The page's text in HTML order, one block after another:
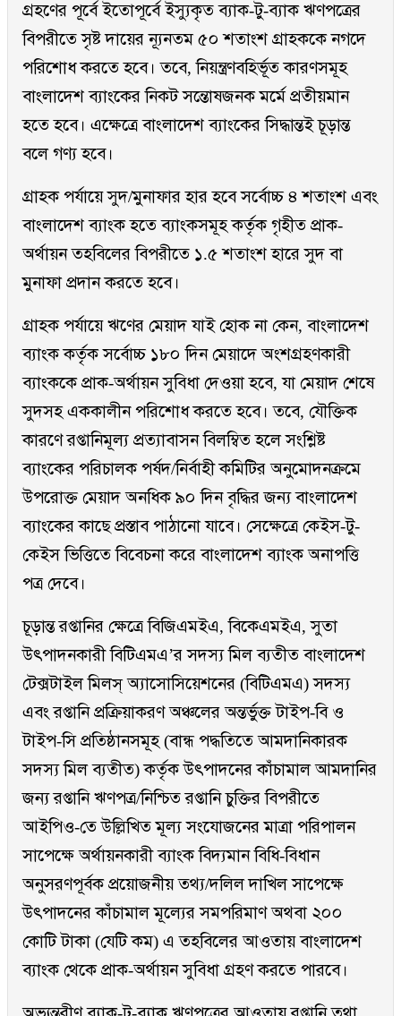
গ্রহণের পূর্বে ইতোপূর্বে ইস্যুকৃত ব্যাক-টু-ব্যাক ঋণপত্রের
বিপরীতে সৃষ্ট দায়ের ন্যূনতম ৫০ শতাংশ গ্রাহককে নগদে
পরিশোধ করতে হবে। তবে, নিয়ন্ত্রণবহির্ভূত কারণসমূহ
বাংলাদেশ ব্যাংকের নিকট সন্তোষজনক মর্মে প্রতীয়মান
হতে হবে। এক্ষেত্রে বাংলাদেশ ব্যাংকের সিদ্ধান্তই চূড়ান্ত
বলে গণ্য হবে।
গ্রাহক পর্যায়ে সুদ/মুনাফার হার হবে সর্বোচ্চ ৪ শতাংশ এবং
বাংলাদেশ ব্যাংক হতে ব্যাংকসমূহ কর্তৃক গৃহীত প্রাক-
অর্থায়ন তহবিলের বিপরীতে ১.৫ শতাংশ হারে সুদ বা
মুনাফা প্রদান করতে হবে।
গ্রাহক পর্যায়ে ঋণের মেয়াদ যাই হোক না কেন, বাংলাদেশ
ব্যাংক কর্তৃক সর্বোচ্চ ১৮০ দিন মেয়াদে অংশগ্রহণকারী
ব্যাংককে প্রাক-অর্থায়ন সুবিধা দেওয়া হবে, যা মেয়াদ শেষে
সুদসহ এককালীন পরিশোধ করতে হবে। তবে, যৌক্তিক
কারণে রপ্তানিমূল্য প্রত্যাবাসন বিলম্বিত হলে সংশ্লিষ্ট
ব্যাংকের পরিচালক পর্ষদ/নির্বাহী কমিটির অনুমোদনক্রমে
উপরোক্ত মেয়াদ অনধিক ৯০ দিন বৃদ্ধির জন্য বাংলাদেশ
ব্যাংকের কাছে প্রস্তাব পাঠানো যাবে। সেক্ষেত্রে কেইস-টু-
কেইস ভিত্তিতে বিবেচনা করে বাংলাদেশ ব্যাংক অনাপত্তি
পত্র দেবে।
চূড়ান্ত রপ্তানির ক্ষেত্রে বিজিএমইএ, বিকেএমইএ, সুতা
উৎপাদনকারী বিটিএমএ’র সদস্য মিল ব্যতীত বাংলাদেশ
টেক্সটাইল মিলস্ অ্যাসোসিয়েশনের (বিটিএমএ) সদস্য
এবং রপ্তানি প্রক্রিয়াকরণ অঞ্চলের অন্তর্ভুক্ত টাইপ-বি ও
টাইপ-সি প্রতিষ্ঠানসমূহ (বান্ধ পদ্ধতিতে আমদানিকারক
সদস্য মিল ব্যতীত) কর্তৃক উৎপাদনের কাঁচামাল আমদানির
জন্য রপ্তানি ঋণপত্র/নিশ্চিত রপ্তানি চুক্তির বিপরীতে
আইপিও-তে উল্লিখিত মূল্য সংযোজনের মাত্রা পরিপালন
সাপেক্ষে অর্থায়নকারী ব্যাংক বিদ্যমান বিধি-বিধান
অনুসরণপূর্বক প্রয়োজনীয় তথ্য/দলিল দাখিল সাপেক্ষে
উৎপাদনের কাঁচামাল মূল্যের সমপরিমাণ অথবা ২০০
কোটি টাকা (যেটি কম) এ তহবিলের আওতায় বাংলাদেশ
ব্যাংক থেকে প্রাক-অর্থায়ন সুবিধা গ্রহণ করতে পারবে।